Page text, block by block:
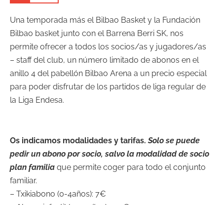
Una temporada más el Bilbao Basket y la Fundación
Bilbao basket junto con el Barrena Berri SK, nos
permite ofrecer a todos los socios/as y jugadores/as
– staff del club, un número limitado de abonos en el
anillo 4 del pabellón Bilbao Arena a un precio especial
para poder disfrutar de los partidos de liga regular de
la Liga Endesa.
Os indicamos modalidades y tarifas. Solo se puede
pedir un abono por socio, salvo la modalidad de socio
plan familia que permite coger para todo el conjunto
familiar.
– Txikiabono (0-4años): 7€